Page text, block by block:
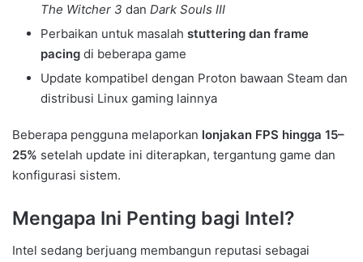
The Witcher 3 dan Dark Souls III
Perbaikan untuk masalah stuttering dan frame
pacing di beberapa game
Update kompatibel dengan Proton bawaan Steam dan
distribusi Linux gaming lainnya
Beberapa pengguna melaporkan lonjakan FPS hingga 15–
25% setelah update ini diterapkan, tergantung game dan
konfigurasi sistem.
Mengapa Ini Penting bagi Intel?
Intel sedang berjuang membangun reputasi sebagai